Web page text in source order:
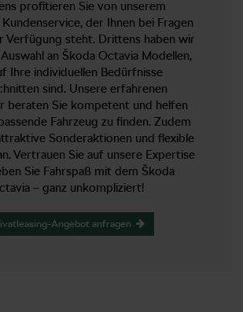
profitieren Sie von unserem
der Ihnen bei Fragen
Verfügung steht. Drittens haben wir
an Škoda Octavia Modellen,
Ihre individuellen Bedürfnisse
sind. Unsere erfahrenen
beraten Sie kompetent und helfen
Fahrzeug zu finden. Zudem
Sonderaktionen und flexible
Vertrauen Sie auf unsere Expertise
Sie Fahrspaß mit dem Škoda
– ganz unkompliziert!
Angebot anfragen